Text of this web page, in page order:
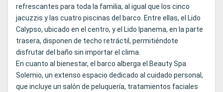
refrescantes para toda la familia, al igual que los cinco
jacuzzis y las cuatro piscinas del barco. Entre ellas, el Lido
Calypso, ubicado en el centro, y el Lido Ipanema, en la parte
trasera, disponen de techo retráctil, permitiéndote
disfrutar del baño sin importar el clima.
En cuanto al bienestar, el barco alberga el Beauty Spa
Solemio, un extenso espacio dedicado al cuidado personal,
que incluye un salón de peluquería, tratamientos faciales